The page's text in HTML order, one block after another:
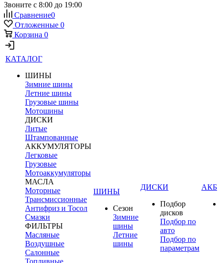
Звоните с 8:00 до 19:00
Сравнение0
Отложенные 0
Корзина 0
КАТАЛОГ
ШИНЫ
Зимние шины
Летние шины
Грузовые шины
Мотошины
ДИСКИ
Литые
Штампованные
АККУМУЛЯТОРЫ
Легковые
Грузовые
Мотоаккумуляторы
МАСЛА
Моторные
Трансмиссионные
Антифриз и Тосол
Смазки
ФИЛЬТРЫ
Масляные
Воздушные
Салонные
Топливные
ШИНЫ
Сезон
Зимние
шины
Летние
шины
ДИСКИ
Подбор
дисков
Подбор по
авто
Подбор по
параметрам
АКБ